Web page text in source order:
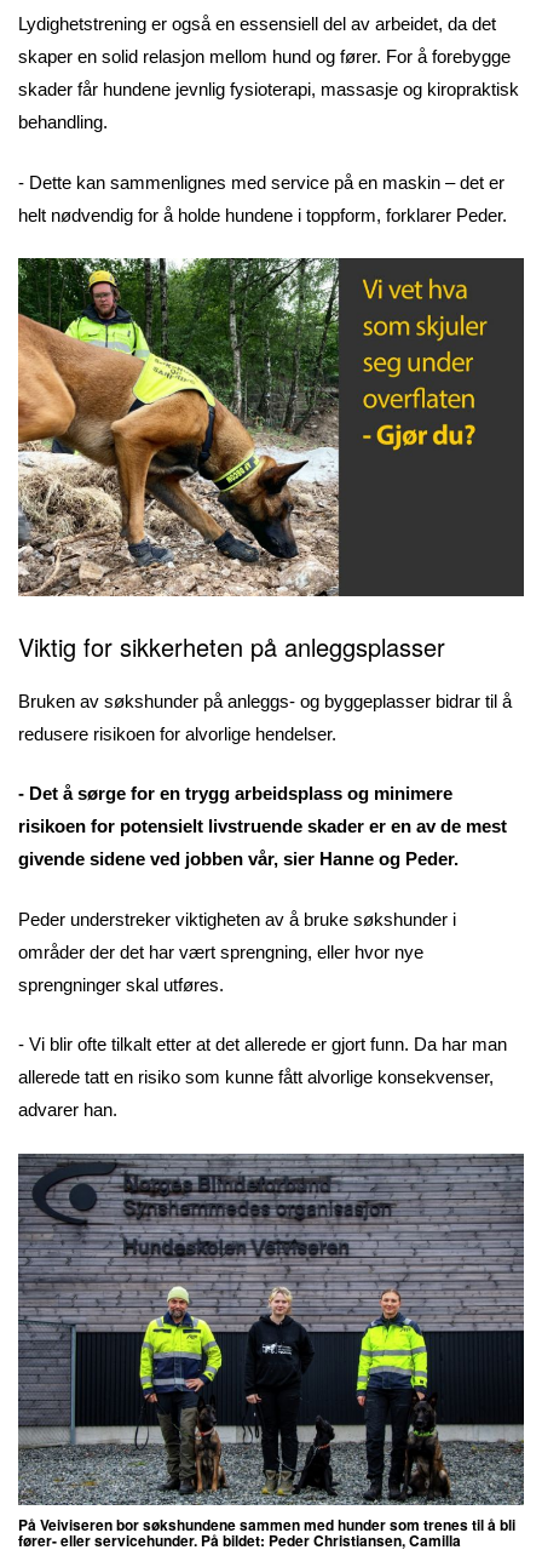
Lydighetstrening er også en essensiell del av arbeidet, da det
skaper en solid relasjon mellom hund og fører. For å forebygge
skader får hundene jevnlig fysioterapi, massasje og kiropraktisk
behandling.
- Dette kan sammenlignes med service på en maskin – det er
helt nødvendig for å holde hundene i toppform, forklarer Peder.
Viktig for sikkerheten på anleggsplasser
Bruken av søkshunder på anleggs- og byggeplasser bidrar til å
redusere risikoen for alvorlige hendelser.
- Det å sørge for en trygg arbeidsplass og minimere
risikoen for potensielt livstruende skader er en av de mest
givende sidene ved jobben vår, sier Hanne og Peder.
Peder understreker viktigheten av å bruke søkshunder i
områder der det har vært sprengning, eller hvor nye
sprengninger skal utføres.
- Vi blir ofte tilkalt etter at det allerede er gjort funn. Da har man
allerede tatt en risiko som kunne fått alvorlige konsekvenser,
advarer han.
På Veiviseren bor søkshundene sammen med hunder som trenes til å bli
fører- eller servicehunder. På bildet: Peder Christiansen, Camilla